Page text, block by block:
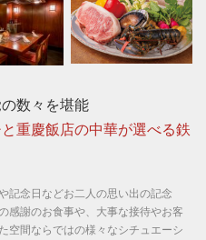
数々を堪能
重慶飯店の中華が選べる鉄
記念日などお二人の思い出の記念
感謝のお食事や、大事な接待やお客
空間ならではの様々なシチュエーシ